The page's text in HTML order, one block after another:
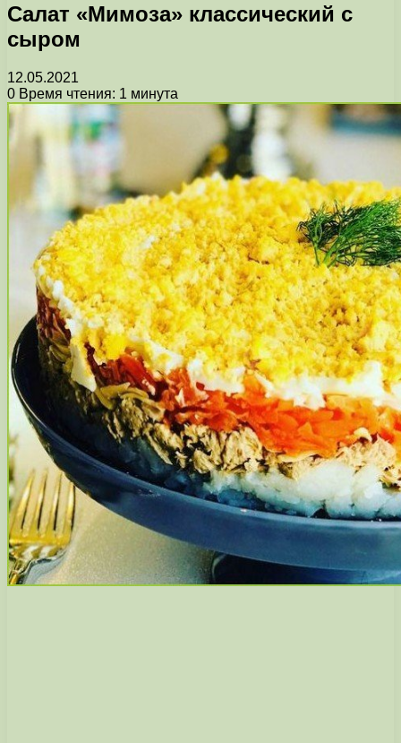
Салат «Мимоза» классический с
сыром
12.05.2021
0 Время чтения: 1 минута